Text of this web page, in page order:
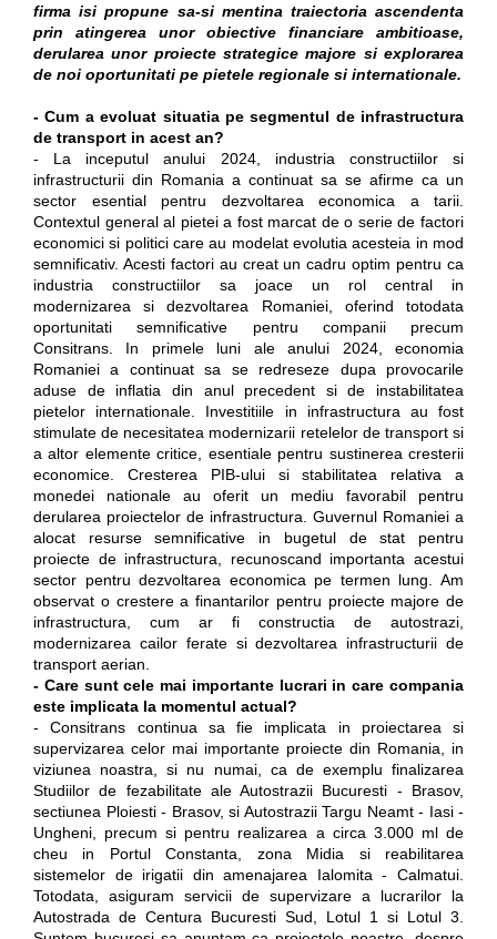
firma isi propune sa-si mentina traiectoria ascendenta
prin atingerea unor obiective financiare ambitioase,
derularea unor proiecte strategice majore si explorarea
de noi oportunitati pe pietele regionale si internationale.
- Cum a evoluat situatia pe segmentul de infrastructura
de transport in acest an?
- La inceputul anului 2024, industria constructiilor si
infrastructurii din Romania a continuat sa se afirme ca un
sector esential pentru dezvoltarea economica a tarii.
Contextul general al pietei a fost marcat de o serie de factori
economici si politici care au modelat evolutia acesteia in mod
semnificativ. Acesti factori au creat un cadru optim pentru ca
industria constructiilor sa joace un rol central in
modernizarea si dezvoltarea Romaniei, oferind totodata
oportunitati semnificative pentru companii precum
Consitrans. In primele luni ale anului 2024, economia
Romaniei a continuat sa se redreseze dupa provocarile
aduse de inflatia din anul precedent si de instabilitatea
pietelor internationale. Investitiile in infrastructura au fost
stimulate de necesitatea modernizarii retelelor de transport si
a altor elemente critice, esentiale pentru sustinerea cresterii
economice. Cresterea PIB-ului si stabilitatea relativa a
monedei nationale au oferit un mediu favorabil pentru
derularea proiectelor de infrastructura. Guvernul Romaniei a
alocat resurse semnificative in bugetul de stat pentru
proiecte de infrastructura, recunoscand importanta acestui
sector pentru dezvoltarea economica pe termen lung. Am
observat o crestere a finantarilor pentru proiecte majore de
infrastructura, cum ar fi constructia de autostrazi,
modernizarea cailor ferate si dezvoltarea infrastructurii de
transport aerian.
- Care sunt cele mai importante lucrari in care compania
este implicata la momentul actual?
- Consitrans continua sa fie implicata in proiectarea si
supervizarea celor mai importante proiecte din Romania, in
viziunea noastra, si nu numai, ca de exemplu finalizarea
Studiilor de fezabilitate ale Autostrazii Bucuresti - Brasov,
sectiunea Ploiesti - Brasov, si Autostrazii Targu Neamt - Iasi -
Ungheni, precum si pentru realizarea a circa 3.000 ml de
cheu in Portul Constanta, zona Midia si reabilitarea
sistemelor de irigatii din amenajarea Ialomita - Calmatui.
Totodata, asiguram servicii de supervizare a lucrarilor la
Autostrada de Centura Bucuresti Sud, Lotul 1 si Lotul 3.